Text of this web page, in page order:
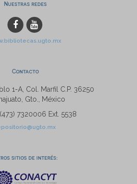
Nuestras redes
Contacto
1-A, Col. Marfil C.P. 36250
Gto., México
7320006 Ext. 5538
sitios de interés: